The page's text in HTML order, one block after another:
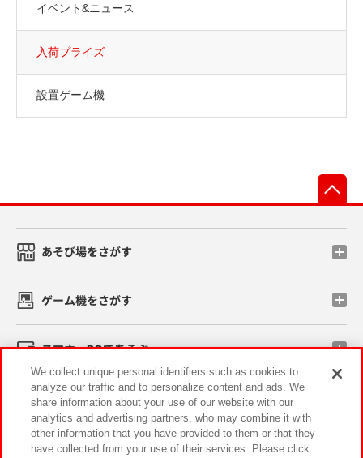
イベント&ニュース
入荷プライズ
設置ゲーム機
あそび場をさがす
ゲーム機をさがす
スマホ・PCであそぶ
イベント・キャンペーン
We collect unique personal identifiers such as cookies to
analyze our traffic and to personalize content and ads. We
share information about your use of our website with our
analytics and advertising partners, who may combine it with
other information that you have provided to them or that they
have collected from your use of their services. Please click